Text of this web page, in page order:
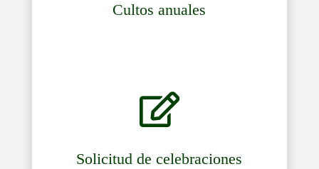
Cultos anuales

Solicitud de celebraciones